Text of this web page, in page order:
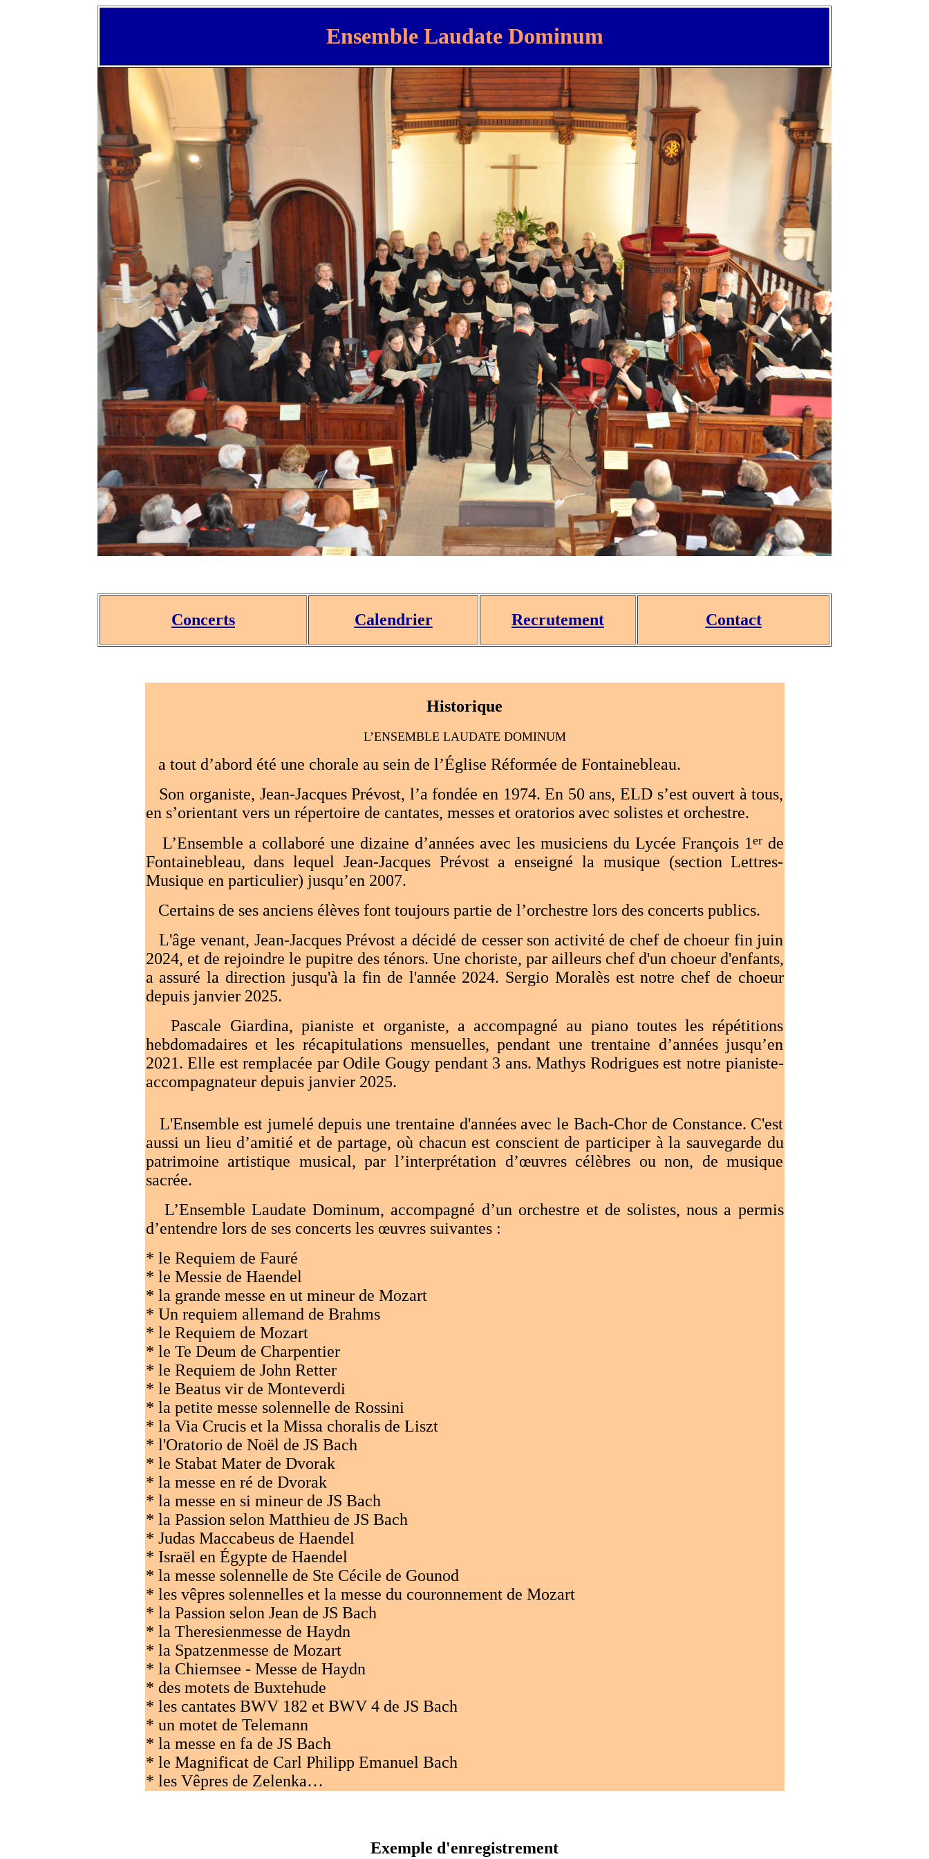
Ensemble Laudate Dominum
Concerts Calendrier Recrutement Contact
Historique
L’ENSEMBLE LAUDATE DOMINUM
a tout d’abord été une chorale au sein de l’Église Réformée de Fontainebleau.
Son organiste, Jean-Jacques Prévost, l’a fondée en 1974. En 50 ans, ELD s’est ouvert à tous,
en s’orientant vers un répertoire de cantates, messes et oratorios avec solistes et orchestre.
L’Ensemble a collaboré une dizaine d’années avec les musiciens du Lycée François 1 erde
Fontainebleau, dans lequel Jean-Jacques Prévost a enseigné la musique (section Lettres-
Musique en particulier) jusqu’en 2007.
Certains de ses anciens élèves font toujours partie de l’orchestre lors des concerts publics.
L'âge venant, Jean-Jacques Prévost a décidé de cesser son activité de chef de choeur fin juin
2024, et de rejoindre le pupitre des ténors. Une choriste, par ailleurs chef d'un choeur d'enfants,
a assuré la direction jusqu'à la fin de l'année 2024. Sergio Moralès est notre chef de choeur
depuis janvier 2025.
Pascale Giardina, pianiste et organiste, a accompagné au piano toutes les répétitions
hebdomadaires et les récapitulations mensuelles, pendant une trentaine d’années jusqu’en
2021. Elle est remplacée par Odile Gougy pendant 3 ans. Mathys Rodrigues est notre pianiste-
accompagnateur depuis janvier 2025.
L'Ensemble est jumelé depuis une trentaine d'années avec le Bach-Chor de Constance. C'est
aussi un lieu d’amitié et de partage, où chacun est conscient de participer à la sauvegarde du
patrimoine artistique musical, par l’interprétation d’œuvres célèbres ou non, de musique
sacrée.
L’Ensemble Laudate Dominum, accompagné d’un orchestre et de solistes, nous a permis
d’entendre lors de ses concerts les œuvres suivantes :
* le Requiem de Fauré
* le Messie de Haendel
* la grande messe en ut mineur de Mozart
* Un requiem allemand de Brahms
* le Requiem de Mozart
* le Te Deum de Charpentier
* le Requiem de John Retter
* le Beatus vir de Monteverdi
* la petite messe solennelle de Rossini
* la Via Crucis et la Missa choralis de Liszt
* l'Oratorio de Noël de JS Bach
* le Stabat Mater de Dvorak
* la messe en ré de Dvorak
* la messe en si mineur de JS Bach
* la Passion selon Matthieu de JS Bach
* Judas Maccabeus de Haendel
* Israël en Égypte de Haendel
* la messe solennelle de Ste Cécile de Gounod
* les vêpres solennelles et la messe du couronnement de Mozart
* la Passion selon Jean de JS Bach
* la Theresienmesse de Haydn
* la Spatzenmesse de Mozart
* la Chiemsee - Messe de Haydn
* des motets de Buxtehude
* les cantates BWV 182 et BWV 4 de JS Bach
* un motet de Telemann
* la messe en fa de JS Bach
* le Magnificat de Carl Philipp Emanuel Bach
* les Vêpres de Zelenka…
Exemple d'enregistrement